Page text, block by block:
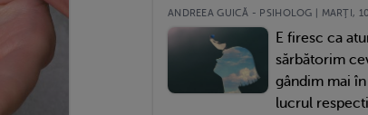
ANDREEA GUICĂ - PSIHOLOG | MARŢI,
E firesc ca
sărbătorim
gândim mai
lucrul